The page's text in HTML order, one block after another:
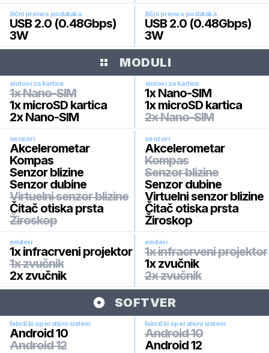
žični prenos podataka
USB 2.0 (0.48Gbps)
3W
žični prenos podataka
USB 2.0 (0.48Gbps)
3W
MODULI
slotovi za kartice
1x Nano-SIM
1x microSD kartica
2x Nano-SIM
slotovi za kartice
1x Nano-SIM
1x microSD kartica
2x Nano-SIM
senzori
Akcelerometar
Kompas
Senzor blizine
Senzor dubine
Virtuelni senzor blizine
Čitač otiska prsta
Žiroskop
senzori
Akcelerometar
Kompas
Senzor blizine
Senzor dubine
Virtuelni senzor blizine
Čitač otiska prsta
Žiroskop
emiteri
1x infracrveni projektor
1x zvučnik
2x zvučnik
emiteri
1x infracrveni projektor
1x zvučnik
2x zvučnik
SOFTVER
fabrički operativni sistem
Android 10
Android 12
fabrički operativni sistem
Android 10
Android 12